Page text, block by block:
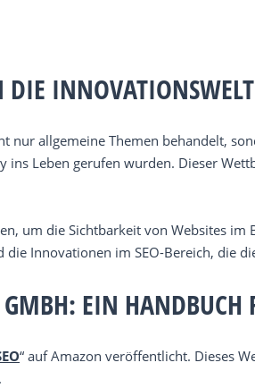
allgemeine Themen behandelt,
ins Leben gerufen wurden. Dieser
um die Sichtbarkeit von Websites
Innovationen im SEO-Bereich, die
EIN HANDBUCH
“ auf Amazon veröffentlicht. Dieses